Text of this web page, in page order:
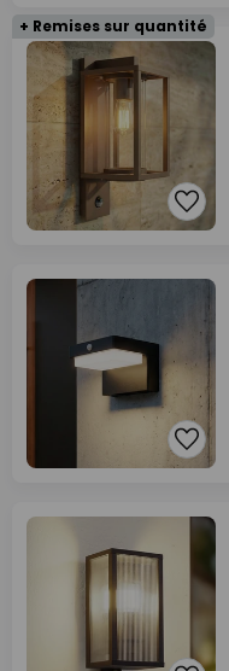
+ Remises sur quantité